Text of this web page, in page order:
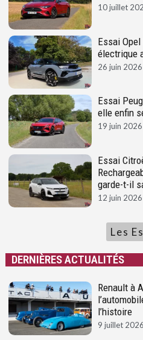
10 juillet
Essai Opel
électrique
26 juin 2026
Essai
elle enfin
19 juin 2026
Essai
garde-t-il
12 juin 2026
Les
DERNIÈRES ACTUALITÉS
Renault à
l’histoire
9 juillet 2026